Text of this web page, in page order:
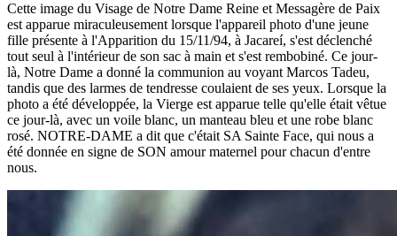
Cette image du Visage de Notre Dame Reine et Messagère de Paix
est apparue miraculeusement lorsque l'appareil photo d'une jeune
fille présente à l'Apparition du 15/11/94, à Jacareí, s'est déclenché
tout seul à l'intérieur de son sac à main et s'est rembobiné. Ce jour-
là, Notre Dame a donné la communion au voyant Marcos Tadeu,
tandis que des larmes de tendresse coulaient de ses yeux. Lorsque la
photo a été développée, la Vierge est apparue telle qu'elle était vêtue
ce jour-là, avec un voile blanc, un manteau bleu et une robe blanc
rosé. NOTRE-DAME a dit que c'était SA Sainte Face, qui nous a
été donnée en signe de SON amour maternel pour chacun d'entre
nous.